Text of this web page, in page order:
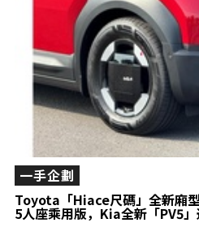
Toyota「Hiace尺碼」全新廂
5人座乘用版，Kia全新「PV5
一手企劃